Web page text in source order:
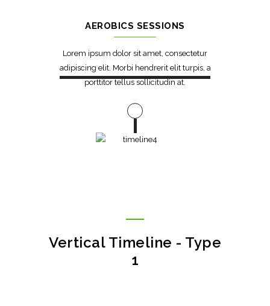
AEROBICS SESSIONS
Lorem ipsum dolor sit amet, consectetur
adipiscing elit. Morbi hendrerit elit turpis, a
porttitor tellus sollicitudin at.
Vertical Timeline - Type
1